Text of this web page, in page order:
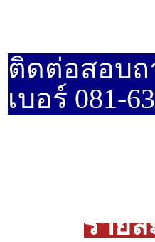
ติดต่อสอบถ
เบอร์ 081-
รายล